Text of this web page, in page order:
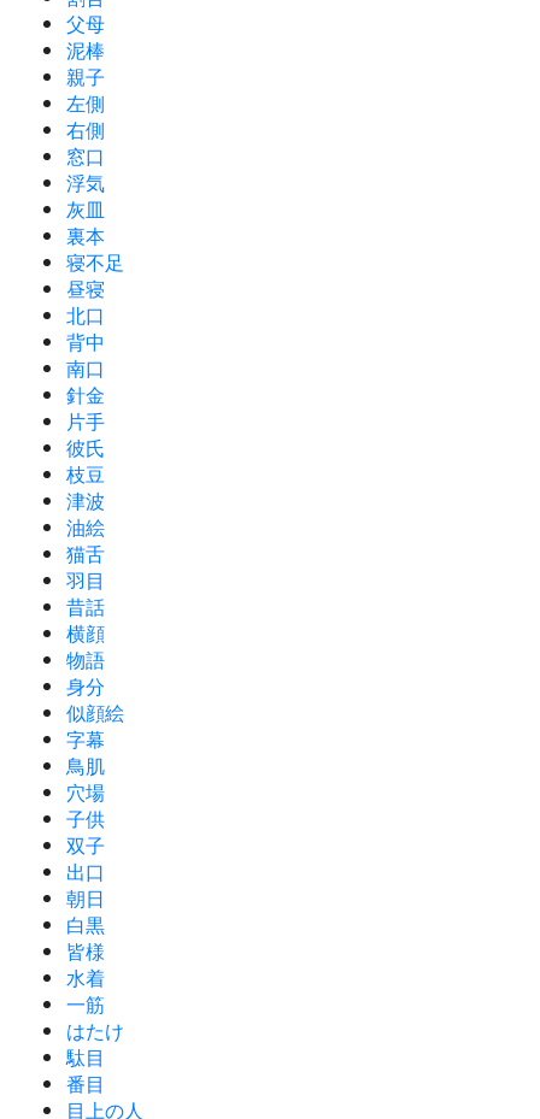
父母
泥棒
親子
左側
右側
窓口
浮気
灰皿
裏本
寝不足
昼寝
北口
背中
南口
針金
片手
彼氏
枝豆
津波
油絵
猫舌
羽目
昔話
横顔
物語
身分
似顔絵
字幕
鳥肌
穴場
子供
双子
出口
朝日
白黒
皆様
水着
一筋
はたけ
駄目
番目
目上の人